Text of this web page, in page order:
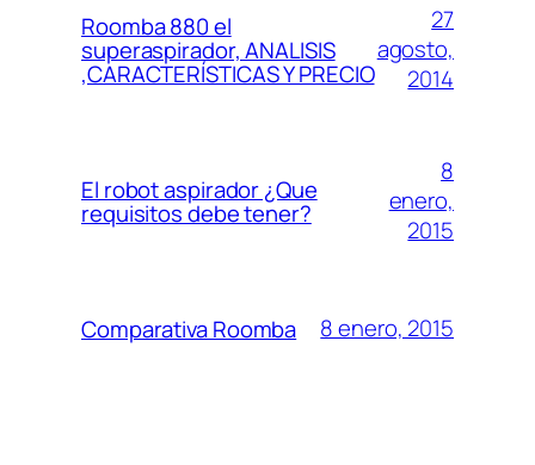
Roomba 880 el
superaspirador, ANALISIS
,CARACTERÍSTICAS Y PRECIO
27
agosto,
2014
El robot aspirador ¿Que
requisitos debe tener?
8
enero,
2015
Comparativa Roomba 8 enero, 2015